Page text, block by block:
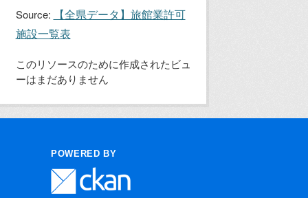
Source:
【全県データ】旅館業許可
施設一覧表
このリソースのために作成されたビュ
ーはまだありません
POWERED BY